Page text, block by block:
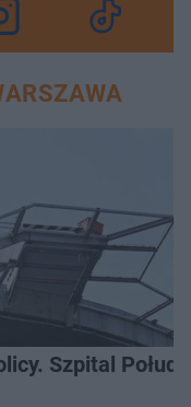
Szpital